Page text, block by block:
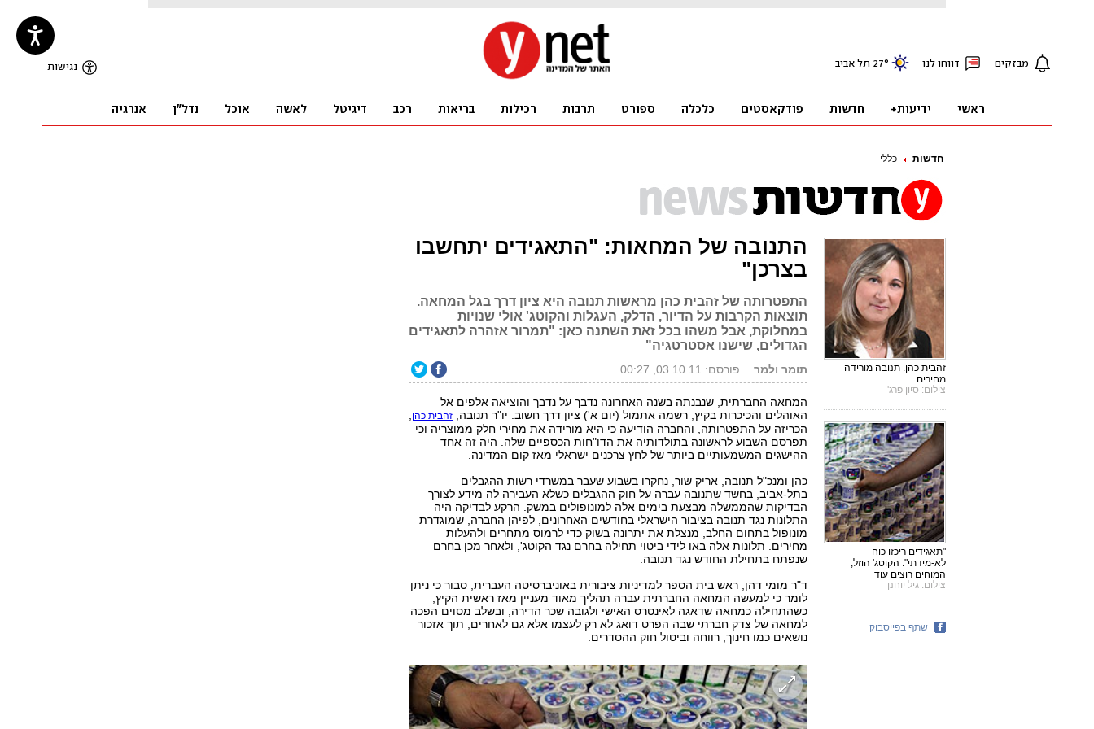
חדשות כללי
התנובה של המחאות: "התאגידים יתחשבו
בצרכן"
התפטרותה של זהבית כהן מראשות תנובה היא ציון דרך בגל המחאה.
תוצאות הקרבות על הדיור, הדלק, העגלות והקוטג' אולי שנויות
במחלוקת, אבל משהו בכל זאת השתנה כאן: "תמרור אזהרה לתאגידים
הגדולים, שישנו אסטרטגיה"
תומר ולמר פורסם: 03.10.11, 00:27
המחאה החברתית, שנבנתה בשנה האחרונה נדבך על נדבך והוציאה אלפים אל
האוהלים והכיכרות בקיץ, רשמה אתמול (יום א') ציון דרך חשוב. יו"ר תנובה, זהבית כהן,
הכריזה על התפטרותה, והחברה הודיעה כי היא מורידה את מחירי חלק ממוצריה וכי
תפרסם השבוע לראשונה בתולדותיה את הדו"חות הכספיים שלה. היה זה אחד
ההישגים המשמעותיים ביותר של לחץ צרכנים ישראלי מאז קום המדינה.
כהן ומנכ"ל תנובה, אריק שור, נחקרו בשבוע שעבר במשרדי רשות ההגבלים
בתל-אביב, בחשד שתנובה עברה על חוק ההגבלים כשלא העבירה לה מידע לצורך
הבדיקות שהממשלה מבצעת בימים אלה למונופולים במשק. הרקע לבדיקה היה
התלונות נגד תנובה בציבור הישראלי בחודשים האחרונים, לפיהן החברה, שמוגדרת
מונופול בתחום החלב, מנצלת את יתרונה בשוק כדי לרמוס מתחרים ולהעלות
מחירים. תלונות אלה באו לידי ביטוי תחילה בחרם נגד הקוטג', ולאחר מכן בחרם
שנפתח בתחילת החודש נגד תנובה.
ד"ר מומי דהן, ראש בית הספר למדיניות ציבורית באוניברסיטה העברית, סבור כי ניתן
לומר כי למעשה המחאה החברתית עברה תהליך מאוד מעניין מאז ראשית הקיץ,
כשהתחילה כמחאה שדאגה לאינטרס האישי ולגובה שכר הדירה, ובשלב מסוים הפכה
למחאה של צדק חברתי שבה הפרט דואג לא רק לעצמו אלא גם לאחרים, תוך אזכור
נושאים כמו חינוך, רווחה וביטול חוק ההסדרים.
זהבית כהן. תנובה מורידה
מחירים
צילום: סיון פרג'
"תאגידים ריכזו כוח
לא-מידתי". הקוטג' הוזל,
המוחים רוצים עוד
צילום: גיל יוחנן
שתף בפייסבוק